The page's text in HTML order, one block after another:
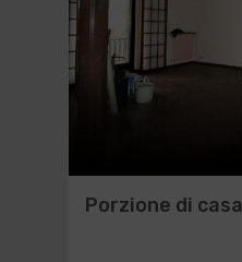
Porzione di casa